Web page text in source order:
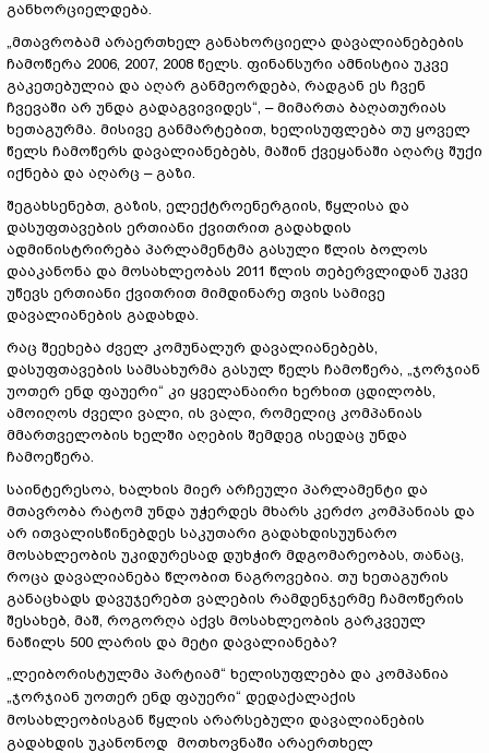
განხორციელდება.
„მთავრობამ არაერთხელ განახორციელა დავალიანებების
ჩამოწერა 2006, 2007, 2008 წელს. ფინანსური ამნისტია უკვე
გაკეთებულია და აღარ განმეორდება, რადგან ეს ჩვენ
ჩვევაში არ უნდა გადაგვივიდეს“, – მიმართა ბაღათურიას
ხეთაგურმა. მისივე განმარტებით, ხელისუფლება თუ ყოველ
წელს ჩამოწერს დავალიანებებს, მაშინ ქვეყანაში აღარც შუქი
იქნება და აღარც – გაზი.
შეგახსენებთ, გაზის, ელექტროენერგიის, წყლისა და
დასუფთავების ერთიანი ქვითრით გადახდის
ადმინისტრირება პარლამენტმა გასული წლის ბოლოს
დააკანონა და მოსახლეობას 2011 წლის თებერვლიდან უკვე
უწევს ერთიანი ქვითრით მიმდინარე თვის სამივე
დავალიანების გადახდა.
რაც შეეხება ძველ კომუნალურ დავალიანებებს,
დასუფთავების სამსახურმა გასულ წელს ჩამოწერა, „ჯორჯიან
უოთერ ენდ ფაუერი“ კი ყველანაირი ხერხით ცდილობს,
ამოიღოს ძველი ვალი, ის ვალი, რომელიც კომპანიას
მმართველობის ხელში აღების შემდეგ ისედაც უნდა
ჩამოეწერა.
საინტერესოა, ხალხის მიერ არჩეული პარლამენტი და
მთავრობა რატომ უნდა უჭერდეს მხარს კერძო კომპანიას და
არ ითვალისწინებდეს საკუთარი გადახდისუუნარო
მოსახლეობის უკიდურესად დუხჭირ მდგომარეობას, თანაც,
როცა დავალიანება წლობით ნაგროვებია. თუ ხეთაგურის
განაცხადს დავუჯერებთ ვალების რამდენჯერმე ჩამოწერის
შესახებ, მაშ, როგორღა აქვს მოსახლეობის გარკვეულ
ნაწილს 500 ლარის და მეტი დავალიანება?
„ლეიბორისტულმა პარტიამ“ ხელისუფლება და კომპანია
„ჯორჯიან უოთერ ენდ ფაუერი“ დედაქალაქის
მოსახლეობისგან წყლის არარსებული დავალიანების
გადახდის უკანონოდ მოთხოვნაში არაერთხელ